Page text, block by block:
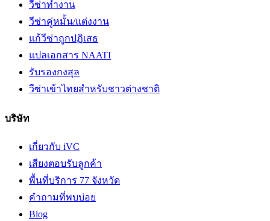
วีซ่าทำงาน
วีซ่าคู่หมั้น/แต่งงาน
แก้วีซ่าถูกปฏิเสธ
แปลเอกสาร NAATI
รับรองกงสุล
วีซ่าเข้าไทยสำหรับชาวต่างชาติ
บริษัท
เกี่ยวกับ iVC
เสียงตอบรับลูกค้า
พื้นที่บริการ 77 จังหวัด
คำถามที่พบบ่อย
Blog